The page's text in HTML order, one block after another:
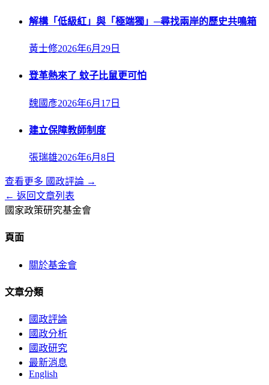
解構「低級紅」與「極端獨」─尋找兩岸的歷史共鳴箱
黃士修2026年6月29日
登革熱來了 蚊子比鼠更可怕
魏國彥2026年6月17日
建立保障教師制度
張瑞雄2026年6月8日
查看更多 國政評論 →
← 返回文章列表
國家政策研究基金會
頁面
關於基金會
文章分類
國政評論
國政分析
國政研究
最新消息
English